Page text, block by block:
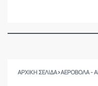
ΑΡΧΙΚΉ ΣΕΛΊΔΑ›ΑΕΡΟΒΟΛΑ -